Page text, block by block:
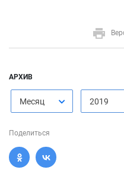
АРХИВ
Месяц 2019
Поделиться